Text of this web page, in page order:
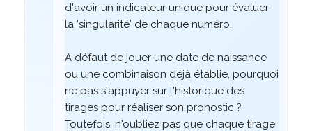
d'avoir un indicateur unique pour évaluer
la 'singularité' de chaque numéro.
A défaut de jouer une date de naissance
ou une combinaison déjà établie, pourquoi
ne pas s'appuyer sur l'historique des
tirages pour réaliser son pronostic ?
Toutefois, n'oubliez pas que chaque tirage